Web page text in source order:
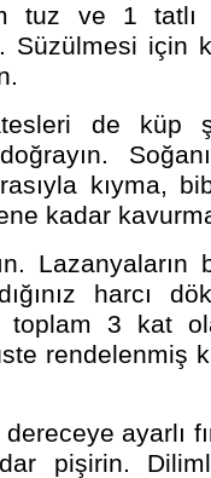
tuz ve 1 tatlı
Süzülmesi için
de küp
kıyma,
kadar
Lazanyaların
harcı
toplam 3 kat
rendelenmiş
dereceye ayarlı
pişirin.